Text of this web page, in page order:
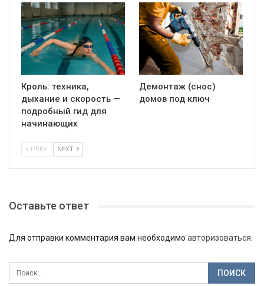
Кроль: техника,
дыхание и скорость —
подробный гид для
начинающих
Демонтаж (снос)
домов под ключ
PREV NEXT
Оставьте ответ
Для отправки комментария вам необходимо авторизоваться